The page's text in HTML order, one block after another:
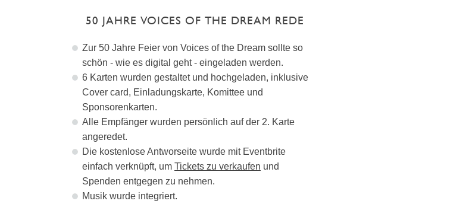
50 JAHRE VOICES OF THE DREAM REDE
Zur 50 Jahre Feier von Voices of the Dream sollte so
schön - wie es digital geht - eingeladen werden.
6 Karten wurden gestaltet und hochgeladen, inklusive
Cover card, Einladungskarte, Komittee und
Sponsorenkarten.
Alle Empfänger wurden persönlich auf der 2. Karte
angeredet.
Die kostenlose Antworseite wurde mit Eventbrite
einfach verknüpft, um Tickets zu verkaufen und
Spenden entgegen zu nehmen.
Musik wurde integriert.